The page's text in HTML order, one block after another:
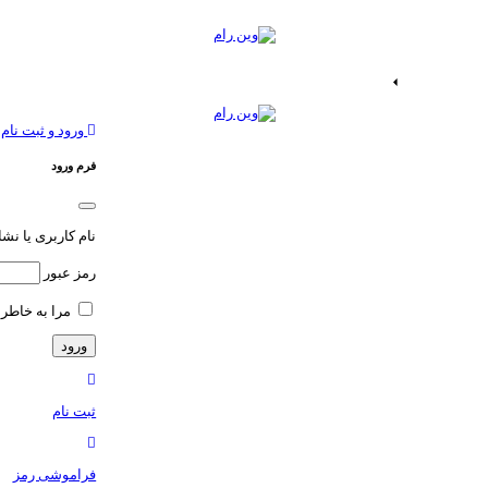
ورود و ثبت نام
فرم ورود
نام کاربری یا
رمز عبور
مرا به خاطر
ثبت نام
فراموشی رمز